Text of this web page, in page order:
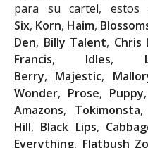
para su cartel, estos
Six, Korn, Haim,
Den, Billy Talent, Chris
Francis, Idles,
Berry, Majestic,
Wonder, Prose, Puppy,
Amazons, Tokimonsta,
Hill, Black Lips,
Everything, Flatbush